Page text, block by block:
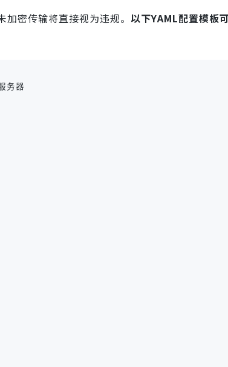
加密传输将直接视为违规。 以下YAML配置模板
务器